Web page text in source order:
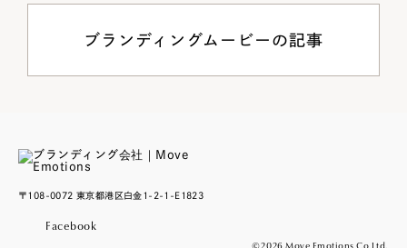
ブランディングムービーの記事
〒108-0072 東京都港区白金1-2-1-E1823
Facebook